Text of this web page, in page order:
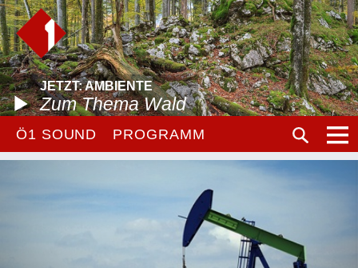
JETZT: AMBIENTE
Zum Thema Wald
Ö1 SOUND PROGRAMM